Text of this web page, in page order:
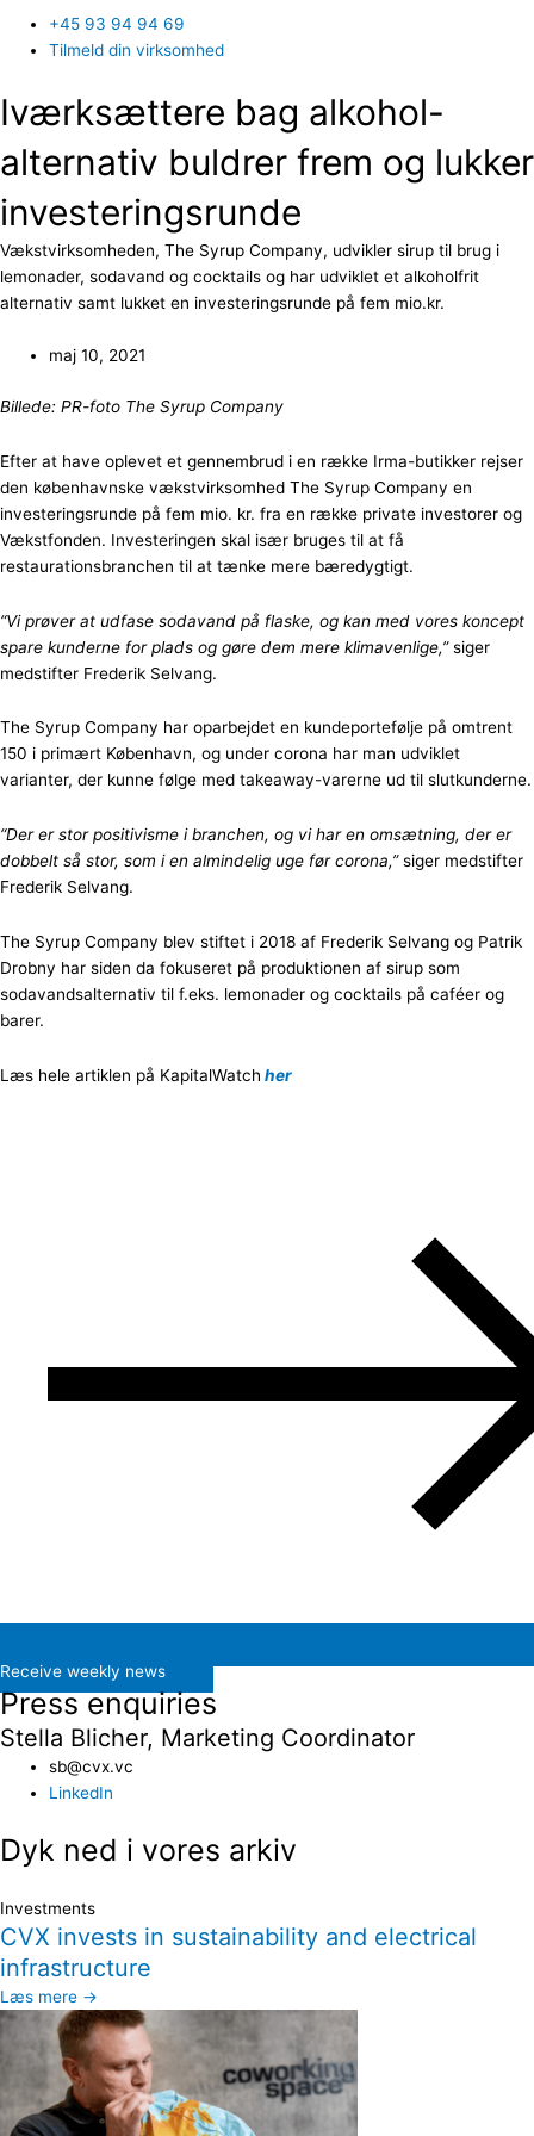
+45 93 94 94 69
Tilmeld din virksomhed
Iværksættere bag alkohol-
alternativ buldrer frem og lukker
investeringsrunde
Vækstvirksomheden, The Syrup Company, udvikler sirup til brug i
lemonader, sodavand og cocktails og har udviklet et alkoholfrit
alternativ samt lukket en investeringsrunde på fem mio.kr.
maj 10, 2021
Billede: PR-foto The Syrup Company
Efter at have oplevet et gennembrud i en række Irma-butikker rejser
den københavnske vækstvirksomhed The Syrup Company en
investeringsrunde på fem mio. kr. fra en række private investorer og
Vækstfonden. Investeringen skal især bruges til at få
restaurationsbranchen til at tænke mere bæredygtigt.
“Vi prøver at udfase sodavand på flaske, og kan med vores koncept
spare kunderne for plads og gøre dem mere klimavenlige,”siger
medstifter Frederik Selvang.
The Syrup Company har oparbejdet en kundeportefølje på omtrent
150 i primært København, og under corona har man udviklet
varianter, der kunne følge med takeaway-varerne ud til slutkunderne.
“Der er stor positivisme i branchen, og vi har en omsætning, der er
dobbelt så stor, som i en almindelig uge før corona,”siger medstifter
Frederik Selvang.
The Syrup Company blev stiftet i 2018 af Frederik Selvang og Patrik
Drobny har siden da fokuseret på produktionen af sirup som
sodavandsalternativ til f.eks. lemonader og cocktails på caféer og
barer.
Læs hele artiklen på KapitalWatch her
Receive weekly news
Press enquiries
Stella Blicher, Marketing Coordinator
sb@cvx.vc​
LinkedIn
Dyk ned i vores arkiv
Investments
CVX invests in sustainability and electrical
infrastructure
Læs mere →